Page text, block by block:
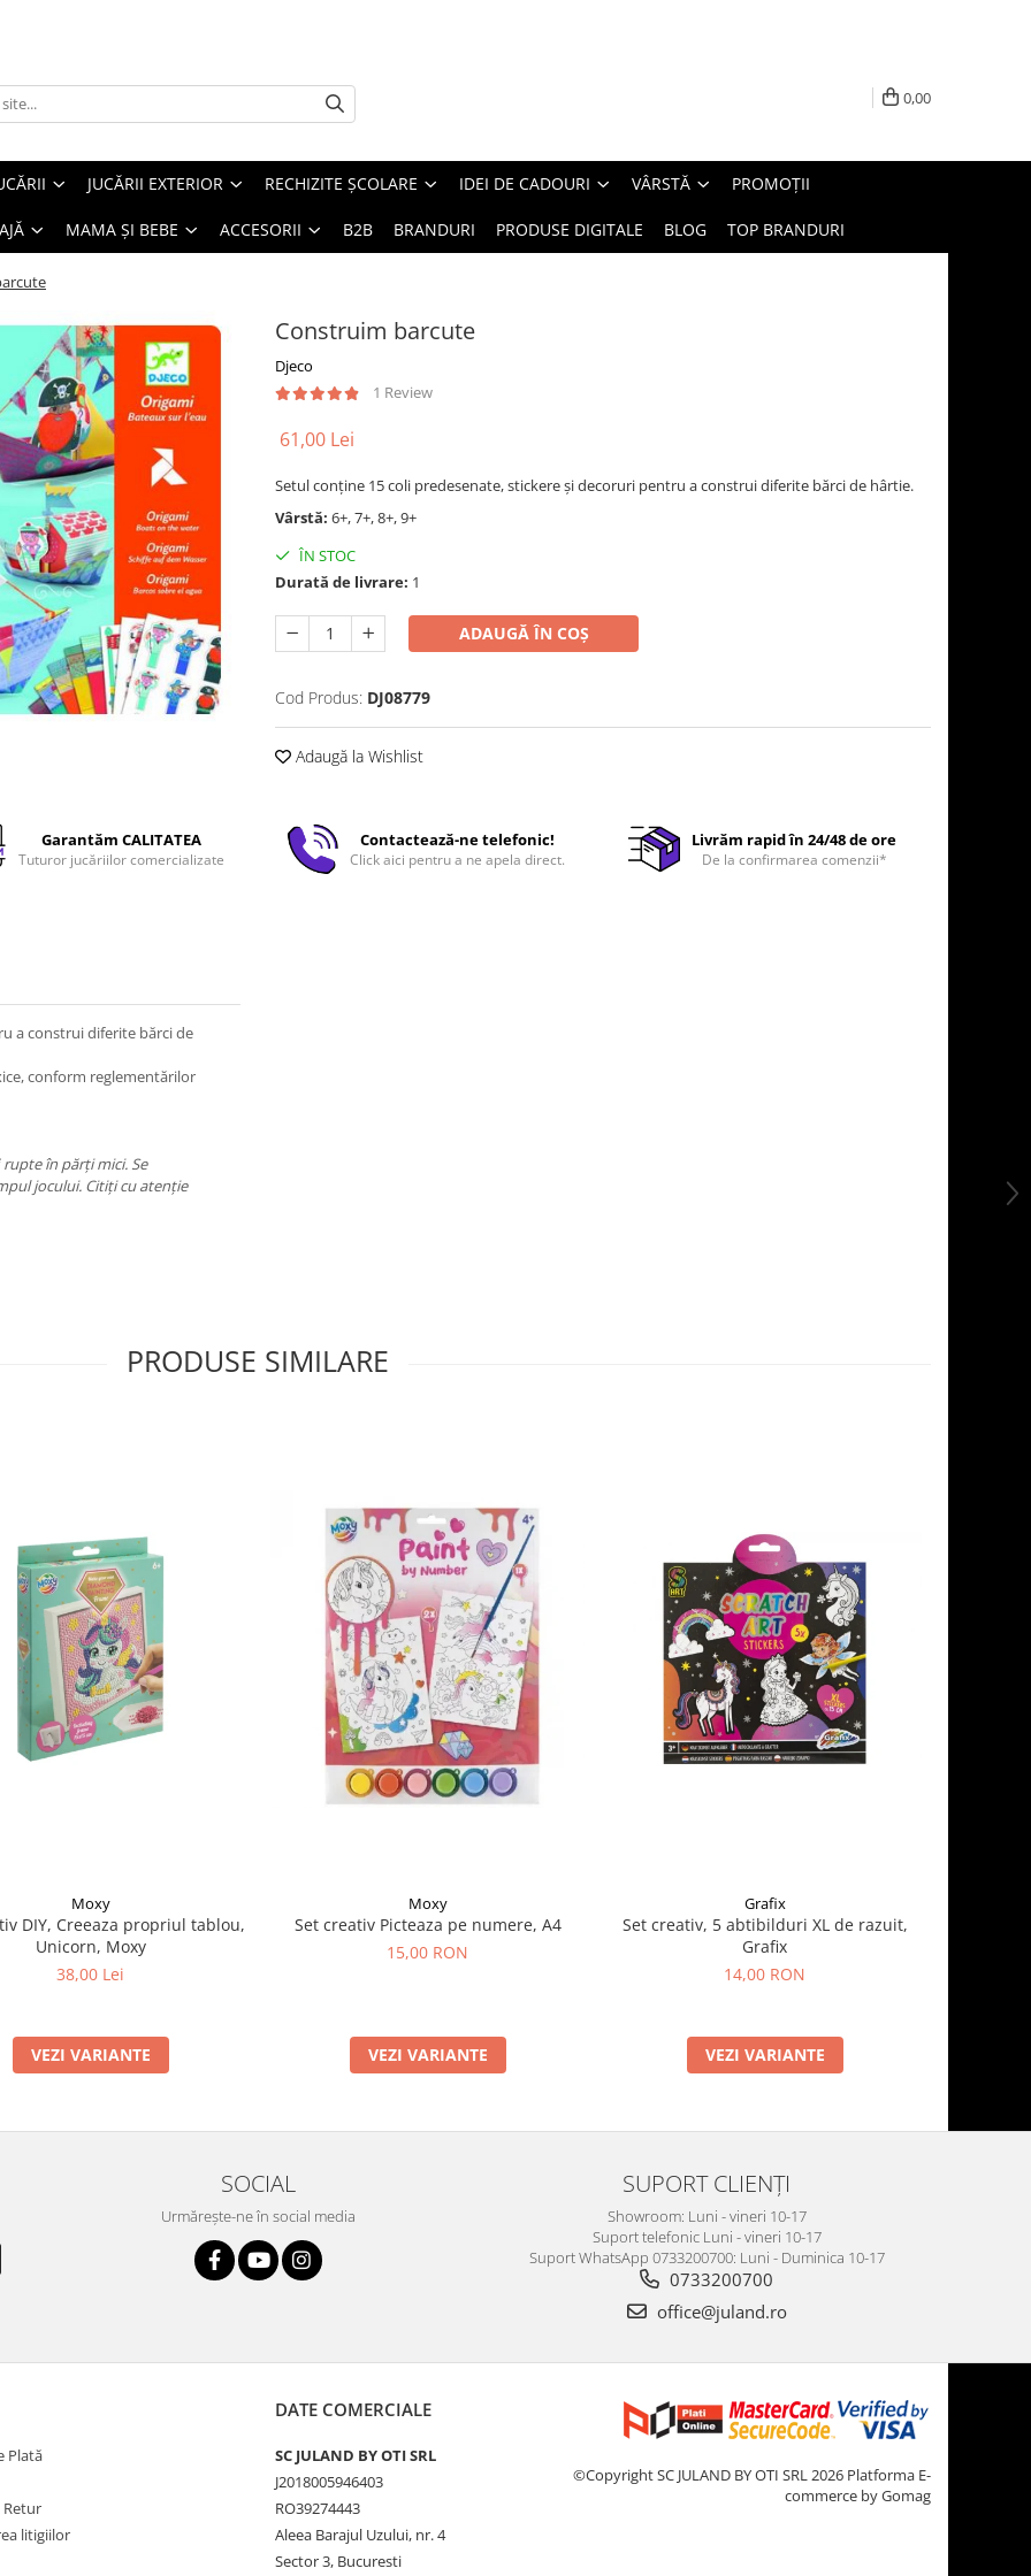
0,00
JUCĂRII EXTERIOR RECHIZITE ȘCOLARE IDEI DE CADOURI VÂRSTĂ PROMOȚII
MAMA ȘI BEBE ACCESORII B2B BRANDURI PRODUSE DIGITALE BLOG TOP BRANDURI
Construim barcute
Djeco
1 Review
61,00 Lei
Setul conține 15 coli predesenate, stickere și decoruri pentru a construi diferite bărci de hârtie.
Vârstă: 6+, 7+, 8+, 9+
ÎN STOC
Durată de livrare: 1
ADAUGĂ ÎN COȘ
Cod Produs: DJ08779
Adaugă la Wishlist
Garantăm CALITATEA
Tuturor jucăriilor comercializate
Contactează-ne telefonic!
Click aici pentru a ne apela direct.
Livrăm rapid în 24/48 de ore
De la confirmarea comenzii*
a construi diferite bărci de
conform reglementărilor
în părți mici. Se
jocului. Citiți cu atenție
PRODUSE SIMILARE
Moxy
DIY, Creeaza propriul tablou,
Unicorn, Moxy
38,00 Lei
VEZI VARIANTE
Moxy
Set creativ Picteaza pe numere, A4
15,00 RON
VEZI VARIANTE
Grafix
Set creativ, 5 abtibilduri XL de razuit,
Grafix
14,00 RON
VEZI VARIANTE
SOCIAL
Urmărește-ne în social media
SUPORT CLIENȚI
Showroom: Luni - vineri 10-17
Suport telefonic Luni - vineri 10-17
Suport WhatsApp 0733200700: Luni - Duminica 10-17
0733200700
office@juland.ro
Plată
Retur
litigiilor
DATE COMERCIALE
SC JULAND BY OTI SRL
J2018005946403
RO39274443
Aleea Barajul Uzului, nr. 4
Sector 3, Bucuresti
©Copyright SC JULAND BY OTI SRL 2026 Platforma E-
commerce by Gomag